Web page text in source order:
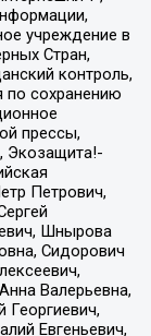
учреждение в
Стран,
контроль,
по сохранению
прессы,
Экозащита!-
Петрович,
Шнырова
Сидорович
Валерьевна,
Георгиевич,
Евгеньевич,